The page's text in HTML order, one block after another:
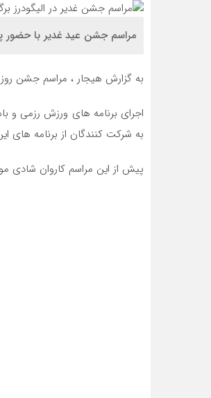
مراسم جشن عید غدیر با حضور
به گزارش هیجار ، مراسم جشن روز
به شرکت کنندگان از برنامه های
پیش از این مراسم کاروان شادی